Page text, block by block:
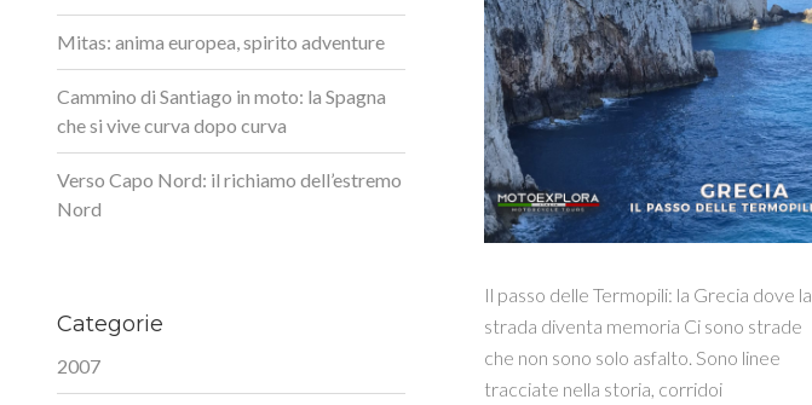
Il passo delle Termopili: la Grecia dove la
strada diventa memoria Ci sono strade
che non sono solo asfalto. Sono linee
tracciate nella storia, corridoi
Mitas: anima europea, spirito adventure
Cammino di Santiago in moto: la Spagna
che si vive curva dopo curva
Verso Capo Nord: il richiamo dell’estremo
Nord
Categorie
2007